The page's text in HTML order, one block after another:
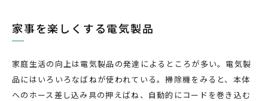
家事を楽しくする電気製品
家庭生活の向上は電気製品の発達によるところが多い。電気製
品にはいろいろなばねが使われている。掃除機をみると、本体
へのホース差し込み具の押えばね、自動的にコードを巻き込む